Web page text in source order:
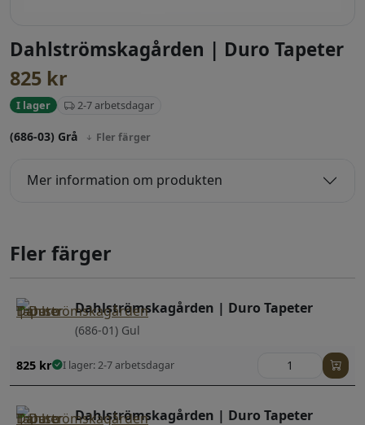
Dahlströmskagården | Duro Tapeter
825 kr
I lager 2-7 arbetsdagar
(686-03) Grå Fler färger
Mer information om produkten
Fler färger
Dahlströmskagården | Duro Tapeter
(686-01) Gul
825 kr I lager: 2-7 arbetsdagar
Dahlströmskagården | Duro Tapeter